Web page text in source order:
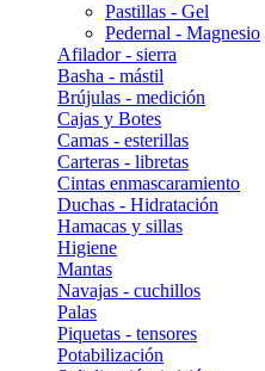
Pastillas - Gel
Pedernal - Magnesio
Afilador - sierra
Basha - mástil
Brújulas - medición
Cajas y Botes
Camas - esterillas
Carteras - libretas
Cintas enmascaramiento
Duchas - Hidratación
Hamacas y sillas
Higiene
Mantas
Navajas - cuchillos
Palas
Piquetas - tensores
Potabilización